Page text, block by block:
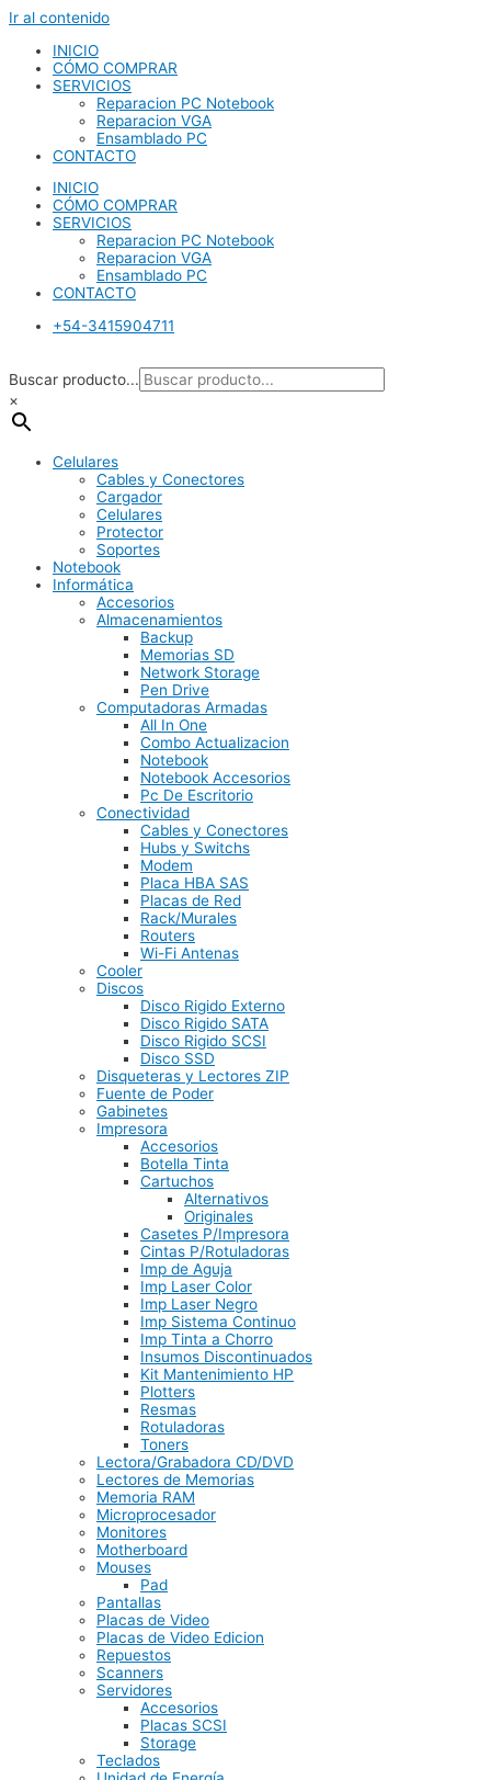
Ir al contenido
INICIO
CÓMO COMPRAR
SERVICIOS
Reparacion PC Notebook
Reparacion VGA
Ensamblado PC
CONTACTO
INICIO
CÓMO COMPRAR
SERVICIOS
Reparacion PC Notebook
Reparacion VGA
Ensamblado PC
CONTACTO
+54-3415904711
Buscar producto...
×
Celulares
Cables y Conectores
Cargador
Celulares
Protector
Soportes
Notebook
Informática
Accesorios
Almacenamientos
Backup
Memorias SD
Network Storage
Pen Drive
Computadoras Armadas
All In One
Combo Actualizacion
Notebook
Notebook Accesorios
Pc De Escritorio
Conectividad
Cables y Conectores
Hubs y Switchs
Modem
Placa HBA SAS
Placas de Red
Rack/Murales
Routers
Wi-Fi Antenas
Cooler
Discos
Disco Rigido Externo
Disco Rigido SATA
Disco Rigido SCSI
Disco SSD
Disqueteras y Lectores ZIP
Fuente de Poder
Gabinetes
Impresora
Accesorios
Botella Tinta
Cartuchos
Alternativos
Originales
Casetes P/Impresora
Cintas P/Rotuladoras
Imp de Aguja
Imp Laser Color
Imp Laser Negro
Imp Sistema Continuo
Imp Tinta a Chorro
Insumos Discontinuados
Kit Mantenimiento HP
Plotters
Resmas
Rotuladoras
Toners
Lectora/Grabadora CD/DVD
Lectores de Memorias
Memoria RAM
Microprocesador
Monitores
Motherboard
Mouses
Pad
Pantallas
Placas de Video
Placas de Video Edicion
Repuestos
Scanners
Servidores
Accesorios
Placas SCSI
Storage
Teclados